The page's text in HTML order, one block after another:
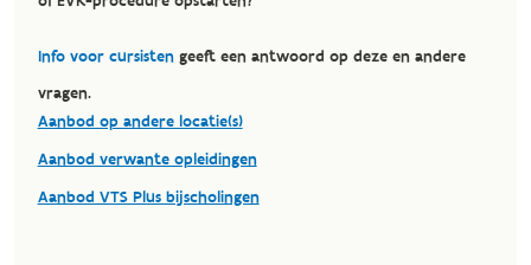
Info voor cursistengeeft een antwoord op deze en andere
vragen.
Aanbod op andere locatie(s)
Aanbod verwante opleidingen
Aanbod VTS Plus bijscholingen